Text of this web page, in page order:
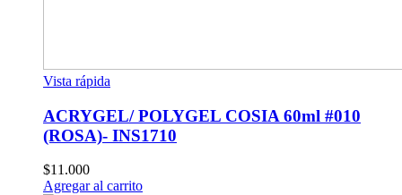
Vista rápida
ACRYGEL/ POLYGEL COSIA 60ml #010
(ROSA)- INS1710
$11.000
Agregar al carrito